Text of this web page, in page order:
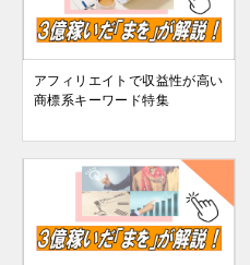
アフィリエイトで収益性が高い
商標系キーワード特集